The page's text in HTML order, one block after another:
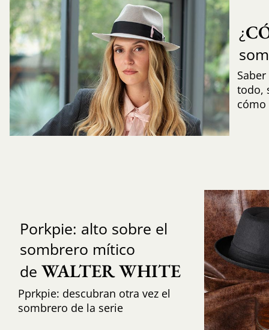
¿
todo,
cómo
Porkpie: alto sobre el
sombrero mítico
de WALTER WHITE
Pprkpie: descubran otra vez el
sombrero de la serie